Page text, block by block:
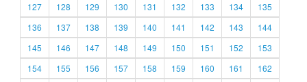
127
128 129 130 131 132 133 134
135
136
137 138 139 140 141 142 143
144
145
146 147 148 149 150 151 152
153
154
155 156 157 158 159 160 161
162